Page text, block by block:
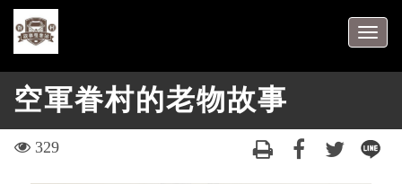
跳
主
要
區
空軍眷村的老物故事
visit
329